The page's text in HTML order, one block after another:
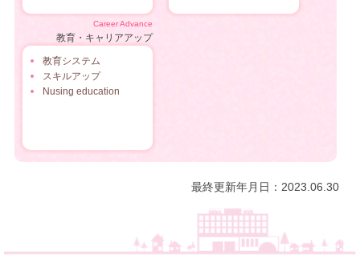
Career Advance
教育・キャリアアップ
教育システム
スキルアップ
Nusing education
最終更新年月日：2023.06.30